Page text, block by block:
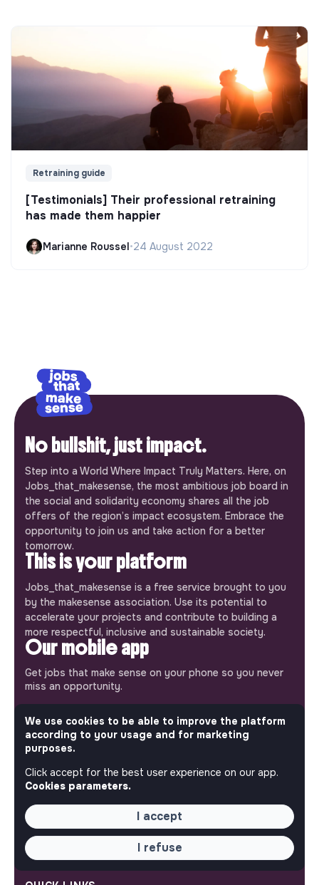
Retraining guide
[Testimonials] Their professional retraining
has made them happier
Marianne Roussel•24 August 2022
No bullshit, just impact.
Step into a World Where Impact Truly Matters. Here, on
Jobs_that_makesense, the most ambitious job board in
the social and solidarity economy shares all the job
offers of the region’s impact ecosystem. Embrace the
opportunity to join us and take action for a better
tomorrow.
This is your platform
Jobs_that_makesense is a free service brought to you
by the makesense association. Use its potential to
accelerate your projects and contribute to building a
more respectful, inclusive and sustainable society.
Our mobile app
Get jobs that make sense on your phone so you never
miss an opportunity.
iPhone Android
Our mission and impact
We use cookies to be able to improve the platform
according to your usage and for marketing
purposes.
Click accept for the best user experience on our app.
Cookies parameters.
I accept
I refuse